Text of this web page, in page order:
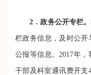
2．政务公开专栏。
栏政务信息，及时公
公报等信息。2017年
干部及科室通讯费开支